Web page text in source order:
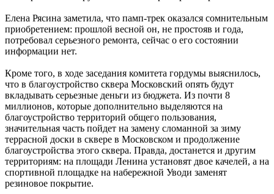
Елена Рясина заметила, что памп-трек оказался сомнительным
приобретением: прошлой весной он, не простояв и года,
потребовал серьезного ремонта, сейчас о его состоянии
информации нет.
Кроме того, в ходе заседания комитета гордумы выяснилось,
что в благоустройство сквера Московский опять будут
вкладывать серьезные деньги из бюджета. Из почти 8
миллионов, которые дополнительно выделяются на
благоустройство территорий общего пользования,
значительная часть пойдет на замену сломанной за зиму
террасной доски в сквере в Московском и продолжение
благоустройства этого сквера. Правда, достанется и другим
территориям: на площади Ленина установят двое качелей, а на
спортивной площадке на набережной Уводи заменят
резиновое покрытие.